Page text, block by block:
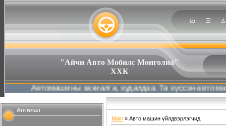
"Айчи Авто Мобилс Монголиа"
ХХК
захиалга, худалдаа. Та хүссэн авто машинаа
Ангилал
Main » Авто машин үйлдвэрлэгчид